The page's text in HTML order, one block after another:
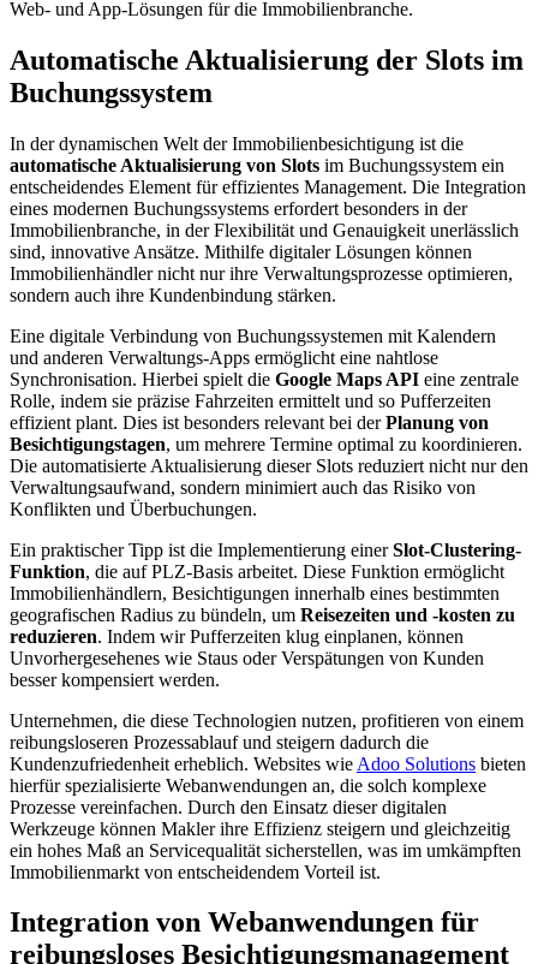
Web- und App-Lösungen für die Immobilienbranche.
Automatische Aktualisierung der Slots im
Buchungssystem
In der dynamischen Welt der Immobilienbesichtigung ist die
automatische Aktualisierung von Slots im Buchungssystem ein
entscheidendes Element für effizientes Management. Die Integration
eines modernen Buchungssystems erfordert besonders in der
Immobilienbranche, in der Flexibilität und Genauigkeit unerlässlich
sind, innovative Ansätze. Mithilfe digitaler Lösungen können
Immobilienhändler nicht nur ihre Verwaltungsprozesse optimieren,
sondern auch ihre Kundenbindung stärken.
Eine digitale Verbindung von Buchungssystemen mit Kalendern
und anderen Verwaltungs-Apps ermöglicht eine nahtlose
Synchronisation. Hierbei spielt die Google Maps API eine zentrale
Rolle, indem sie präzise Fahrzeiten ermittelt und so Pufferzeiten
effizient plant. Dies ist besonders relevant bei derPlanung von
Besichtigungstagen, um mehrere Termine optimal zu koordinieren.
Die automatisierte Aktualisierung dieser Slots reduziert nicht nur den
Verwaltungsaufwand, sondern minimiert auch das Risiko von
Konflikten und Überbuchungen.
Ein praktischer Tipp ist die Implementierung einerSlot-Clustering-
Funktion, die auf PLZ-Basis arbeitet. Diese Funktion ermöglicht
Immobilienhändlern, Besichtigungen innerhalb eines bestimmten
geografischen Radius zu bündeln, um Reisezeiten und -kosten zu
reduzieren. Indem wir Pufferzeiten klug einplanen, können
Unvorhergesehenes wie Staus oder Verspätungen von Kunden
besser kompensiert werden.
Unternehmen, die diese Technologien nutzen, profitieren von einem
reibungsloseren Prozessablauf und steigern dadurch die
Kundenzufriedenheit erheblich. Websites wie Adoo Solutions bieten
hierfür spezialisierte Webanwendungen an, die solch komplexe
Prozesse vereinfachen. Durch den Einsatz dieser digitalen
Werkzeuge können Makler ihre Effizienz steigern und gleichzeitig
ein hohes Maß an Servicequalität sicherstellen, was im umkämpften
Immobilienmarkt von entscheidendem Vorteil ist.
Integration von Webanwendungen für
reibungsloses Besichtigungsmanagement